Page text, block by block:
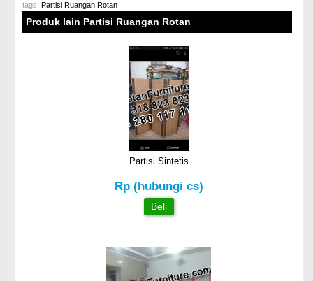
tags: Partisi Ruangan Rotan
Produk lain Partisi Ruangan Rotan
Partisi Sintetis
Rp (hubungi cs)
Beli